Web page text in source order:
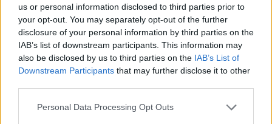
us or personal information disclosed to third parties prior to
your opt-out. You may separately opt-out of the further
disclosure of your personal information by third parties on the
IAB’s list of downstream participants. This information may
also be disclosed by us to third parties on the IAB’s List of
Downstream Participants that may further disclose it to other
Personal Data Processing Opt Outs
Mačiulskis buvo įvertintas už tai, kad grįžęs iš
užsienio verslo ėmėsi gimtinėje.
Pernai metų atradimas – klaipėdietis, kanojų
statytojas, „Wet Weim“ įmonės įkūrėjas Janis
Žekanis. Jis savomis rankomis iš mažų kedro